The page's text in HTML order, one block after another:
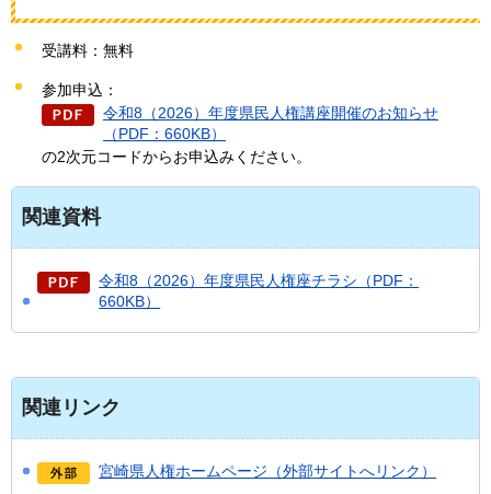
受講料：無料
参加申込：
令和8（2026）年度県民人権講座開催のお知らせ
（PDF：660KB）
の2次元コードからお申込みください。
関連資料
令和8（2026）年度県民人権座チラシ（PDF：
660KB）
関連リンク
宮崎県人権ホームページ（外部サイトへリンク）